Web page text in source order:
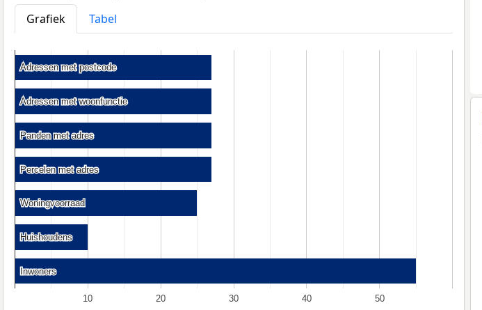
Grafiek
Tabel
10 20 30 40 50
Adressen met postcode
Adressen met postcode
Adressen met woonfunctie
Adressen met woonfunctie
Panden met adres
Panden met adres
Percelen met adres
Percelen met adres
Woningvoorraad
Woningvoorraad
Huishoudens
Huishoudens
Inwoners
Inwoners